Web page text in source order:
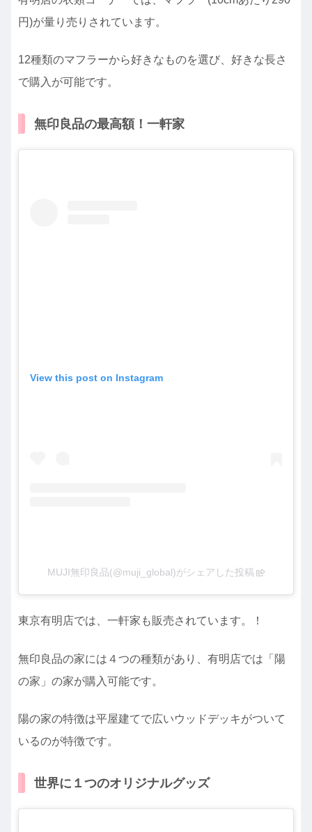
円)が量り売りされています。
12種類のマフラーから好きなものを選び、好きな長さ
で購入が可能です。
無印良品の最高額！一軒家
View this post on Instagram
MUJI無印良品(@muji_global)がシェアした投稿
東京有明店では、一軒家も販売されています。！
無印良品の家には４つの種類があり、有明店では「陽
の家」の家が購入可能です。
陽の家の特徴は平屋建てで広いウッドデッキがついて
いるのが特徴です。
世界に１つのオリジナルグッズ